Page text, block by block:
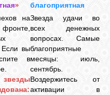
»
на
Если вы
в
звезды
благоприятная
Звезда удачи во
всех денежных
вопросах. Самые
благоприятные
месяцы: июль,
сентябрь.
Воздержитесь от
активации в